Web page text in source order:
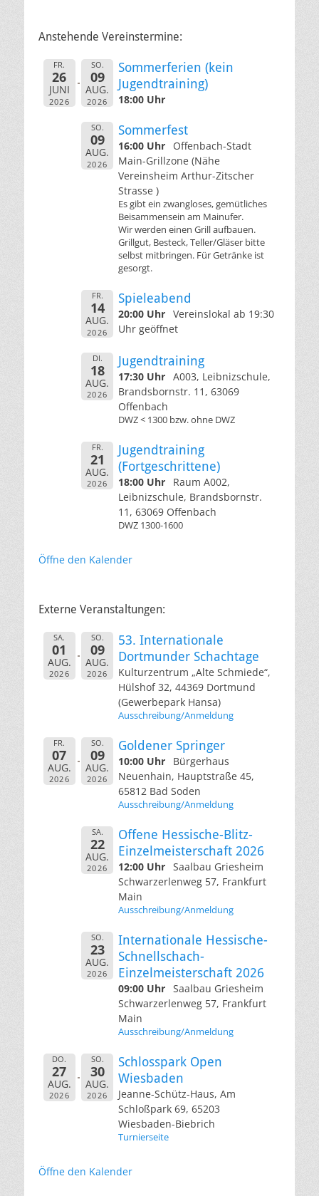
Anstehende Vereinstermine:
FR.
26
JUNI
2026
SO.
09
AUG.
2026
Sommerferien (kein
Jugendtraining)
18:00 Uhr
SO.
09
AUG.
2026
Sommerfest
16:00 Uhr
Offenbach-Stadt
Main-Grillzone (Nähe
Vereinsheim Arthur-Zitscher
Strasse )
Es gibt ein zwangloses, gemütliches
Beisammensein am Mainufer.
Wir werden einen Grill aufbauen.
Grillgut, Besteck, Teller/Gläser bitte
selbst mitbringen. Für Getränke ist
gesorgt.
FR.
14
AUG.
2026
Spieleabend
20:00 Uhr Vereinslokal ab 19:30
Uhr geöffnet
DI.
18
AUG.
2026
Jugendtraining
17:30 Uhr A003, Leibnizschule,
Brandsbornstr. 11, 63069
Offenbach
DWZ < 1300 bzw. ohne DWZ
FR.
21
AUG.
2026
Jugendtraining
(Fortgeschrittene)
18:00 Uhr
Raum A002,
Leibnizschule, Brandsbornstr.
11, 63069 Offenbach
DWZ 1300-1600
Öffne den Kalender
Externe Veranstaltungen:
SA.
01
AUG.
2026
SO.
09
AUG.
2026
53. Internationale
Dortmunder Schachtage
Kulturzentrum „Alte Schmiede“,
Hülshof 32, 44369 Dortmund
(Gewerbepark Hansa)
Ausschreibung/Anmeldung
FR.
07
AUG.
2026
SO.
09
AUG.
2026
Goldener Springer
10:00 Uhr
Bürgerhaus
Neuenhain, Hauptstraße 45,
65812 Bad Soden
Ausschreibung/Anmeldung
SA.
22
AUG.
2026
Offene Hessische-Blitz-
Einzelmeisterschaft 2026
12:00 Uhr Saalbau Griesheim
Schwarzerlenweg 57, Frankfurt
Main
Ausschreibung/Anmeldung
SO.
23
AUG.
2026
Internationale Hessische-
Schnellschach-
Einzelmeisterschaft 2026
09:00 Uhr Saalbau Griesheim
Schwarzerlenweg 57, Frankfurt
Main
Ausschreibung/Anmeldung
DO.
27
AUG.
2026
SO.
30
AUG.
2026
Schlosspark Open
Wiesbaden
Jeanne-Schütz-Haus, Am
Schloßpark 69, 65203
Wiesbaden-Biebrich
Turnierseite
Öffne den Kalender